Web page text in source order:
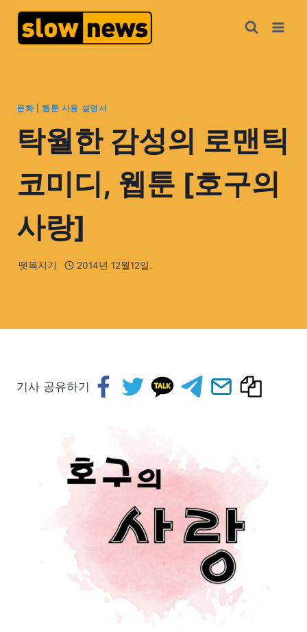
문화| 웹툰 사용 설명서
탁월한 감성의 로맨틱
코미디, 웹툰 [호구의
사랑]
뗏목지기 2014년 12월12일.
기사 공유하기